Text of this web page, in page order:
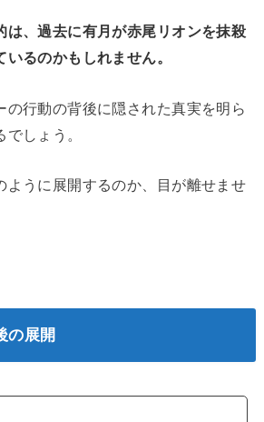
は、過去に有月が赤尾リオンを抹殺
いるのかもしれません。
の行動の背後に隠された真実を明ら
しょう。
ように展開するのか、目が離せませ
の展開